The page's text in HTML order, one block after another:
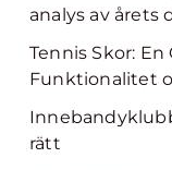
analys av årets
Tennis Skor:
Funktionalitet
rätt